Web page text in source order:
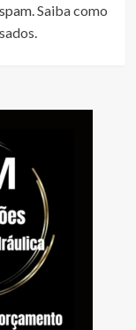
Saiba como